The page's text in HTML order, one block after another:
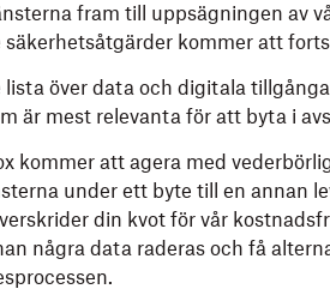
fram till uppsägningen av
kommer att
över data och digitala
är mest relevanta för att byta i
kommer att agera med
under ett byte till en annan
din kvot för vår
några data raderas och få